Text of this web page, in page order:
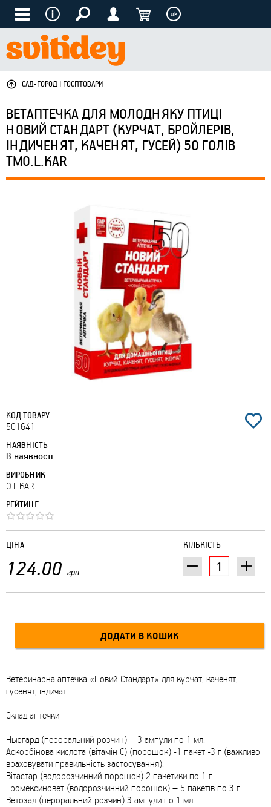
uk
САД-ГОРОД І ГОСПТОВАРИ
ВЕТАПТЕЧКА ДЛЯ МОЛОДНЯКУ ПТИЦІ
НОВИЙ СТАНДАРТ (КУРЧАТ, БРОЙЛЕРІВ,
ІНДИЧЕНЯТ, КАЧЕНЯТ, ГУСЕЙ) 50 ГОЛІВ
ТМO.L.KAR
КОД ТОВАРУ
501641
НАЯВНІСТЬ
В наявності
ВИРОБНИК
O.L.KAR
РЕЙТИНГ
КІЛЬКІСТЬ
ЦІНА
124.00 грн.
Ветеринарна аптечка «Новий Стандарт» для курчат, каченят,
гусенят, індичат.
Склад аптечки
Ньюгард (пероральний розчин) – 3 ампули по 1 мл.
Аскорбінова кислота (вітамін С) (порошок) -1 пакет -3 г (важливо
враховувати правильність застосування).
Вітастар (водорозчинний порошок) 2 пакетики по 1 г.
Тромексиновет (водорозчинний порошок) – 5 пакетів по 3 г.
Ветозал (пероральний розчин) 3 ампули по 1 мл.